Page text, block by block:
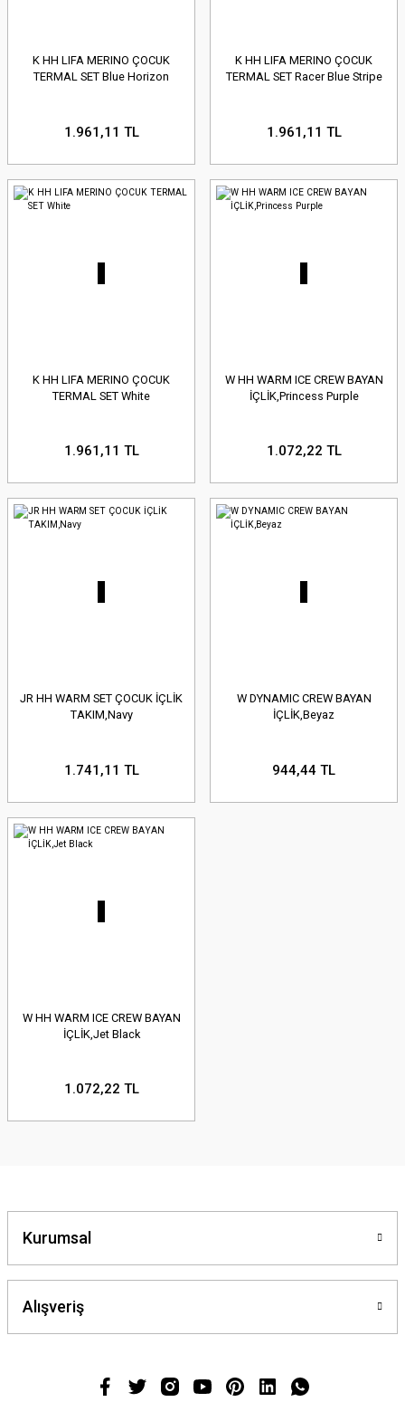
K HH LIFA MERINO ÇOCUK
TERMAL SET Blue Horizon
1.961,11 TL
K HH LIFA MERINO ÇOCUK
TERMAL SET Racer Blue Stripe
1.961,11 TL
K HH LIFA MERINO ÇOCUK
TERMAL SET White
1.961,11 TL
W HH WARM ICE CREW BAYAN
İÇLİK,Princess Purple
1.072,22 TL
JR HH WARM SET ÇOCUK İÇLİK
TAKIM,Navy
1.741,11 TL
W DYNAMIC CREW BAYAN
İÇLİK,Beyaz
944,44 TL
W HH WARM ICE CREW BAYAN
İÇLİK,Jet Black
1.072,22 TL
Kurumsal
Alışveriş